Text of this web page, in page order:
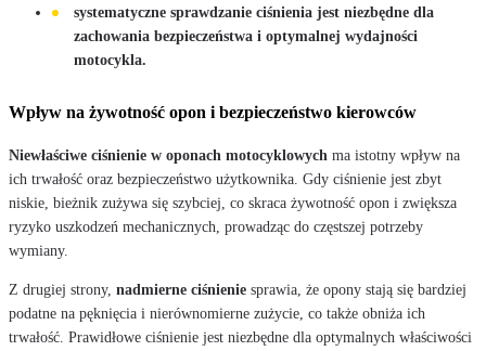
systematyczne sprawdzanie ciśnienia jest niezbędne dla
zachowania bezpieczeństwa i optymalnej wydajności
motocykla.
Wpływ na żywotność opon i bezpieczeństwo kierowców
Niewłaściwe ciśnienie w oponach motocyklowych ma istotny wpływ na
ich trwałość oraz bezpieczeństwo użytkownika. Gdy ciśnienie jest zbyt
niskie, bieżnik zużywa się szybciej, co skraca żywotność opon i zwiększa
ryzyko uszkodzeń mechanicznych, prowadząc do częstszej potrzeby
wymiany.
Z drugiej strony, nadmierne ciśnienie sprawia, że opony stają się bardziej
podatne na pęknięcia i nierównomierne zużycie, co także obniża ich
trwałość. Prawidłowe ciśnienie jest niezbędne dla optymalnych właściwości